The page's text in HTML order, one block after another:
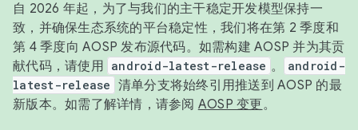
自 2026 年起，为了与我们的主干稳定开发模型保持一
致，并确保生态系统的平台稳定性，我们将在第 2 季度和
第 4 季度向 AOSP 发布源代码。如需构建 AOSP 并为其贡
献代码，请使用 android-latest-release 。
android-
latest-release 清单分支将始终引用推送到 AOSP 的最
新版本。如需了解详情，请参阅 AOSP 变更。